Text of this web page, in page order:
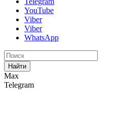
YouTube
Viber
Viber
WhatsApp
Найти
Max
Telegram